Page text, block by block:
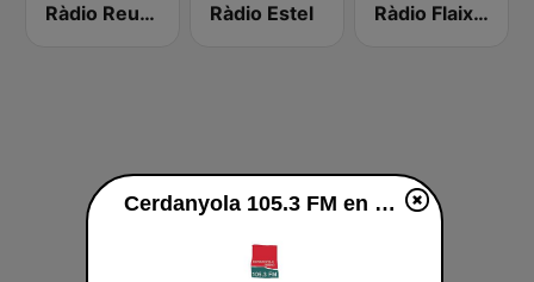
Ràdio Reus SER Tarragona Ràdio Estel Ràdio Flaixbac
Cerdanyola 105.3 FM en vivo